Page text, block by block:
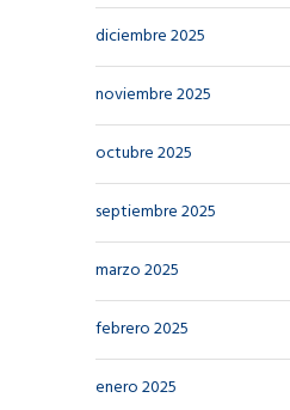
diciembre 2025
noviembre 2025
octubre 2025
septiembre 2025
marzo 2025
febrero 2025
enero 2025